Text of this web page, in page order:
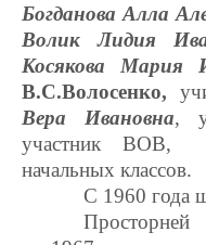
Богданова Алла
Волик Лидия
Косякова Мария
В.С.Волосенко,
Вера Ивановна,
участник ВОВ,
начальных классов.
С 1960 года
Просторней